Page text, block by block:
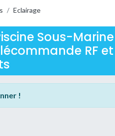
/ Eclairage
Sous-
RF
!